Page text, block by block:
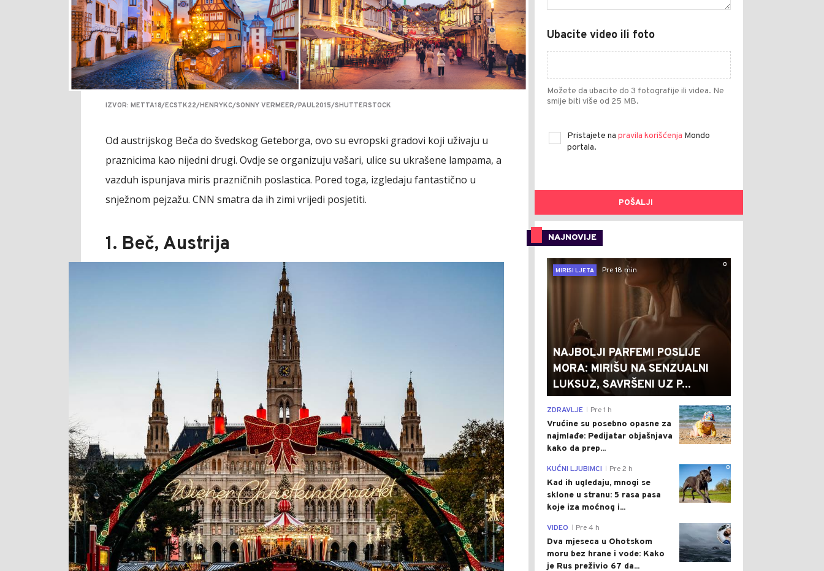
IZVOR: METTA18/ECSTK22/HENRYKC/SONNY VERMEER/PAUL2015/SHUTTERSTOCK
Od austrijskog Beča do švedskog Geteborga, ovo su evropski gradovi koji uživaju u
praznicima kao nijedni drugi. Ovdje se organizuju vašari, ulice su ukrašene lampama, a
vazduh ispunjava miris prazničnih poslastica. Pored toga, izgledaju fantastično u
snježnom pejzažu. CNN smatra da ih zimi vrijedi posjetiti.
1. Beč, Austrija
Ubacite video ili foto
Možete da ubacite do 3 fotografije ili videa. Ne
smije biti više od 25 MB.
Pristajete na pravila korišćenja Mondo
portala.
POŠALJI
NAJNOVIJE
0
MIRISI LJETA
Pre 18 min
NAJBOLJI PARFEMI POSLIJE
MORA: MIRIŠU NA SENZUALNI
LUKSUZ, SAVRŠENI UZ P...
0
ZDRAVLJE Pre 1 h
Vrućine su posebno opasne za
najmlađe: Pedijatar objašnjava
kako da prep...
0
KUĆNI LJUBIMCI Pre 2 h
Kad ih ugledaju, mnogi se
sklone u stranu: 5 rasa pasa
koje iza moćnog i...
0
VIDEO Pre 4 h
Dva mjeseca u Ohotskom
moru bez hrane i vode: Kako
je Rus preživio 67 da...